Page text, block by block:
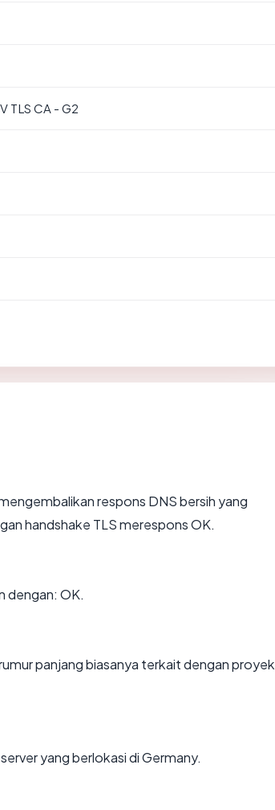
TLS CA - G2
respons DNS bersih yang
handshake TLS merespons OK.
dengan: OK.
panjang biasanya terkait dengan proyek
yang berlokasi di Germany.